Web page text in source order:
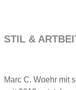
STIL &
Marc C. Woehr mit